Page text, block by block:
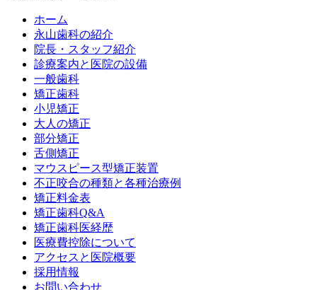
ホーム
永山歯科の紹介
院長・スタッフ紹介
診療案内と医院の設備
一般歯科
矯正歯科
小児矯正
大人の矯正
部分矯正
舌側矯正
マウスピース型矯正装置
不正咬合の種類と各種治療例
矯正料金表
矯正歯科Q&A
矯正歯科医経歴
医療費控除について
アクセスと医院概要
採用情報
お問い合わせ